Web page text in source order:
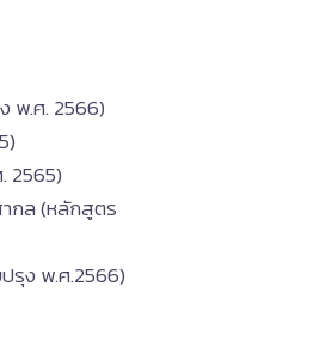
พ.ศ. 2566)
2565)
กล (หลักสูตร
รุง พ.ศ.2566)